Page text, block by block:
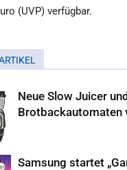
(UVP) verfügbar.
Neue Slow Juicer
Brotbackautomaten
Samsung startet